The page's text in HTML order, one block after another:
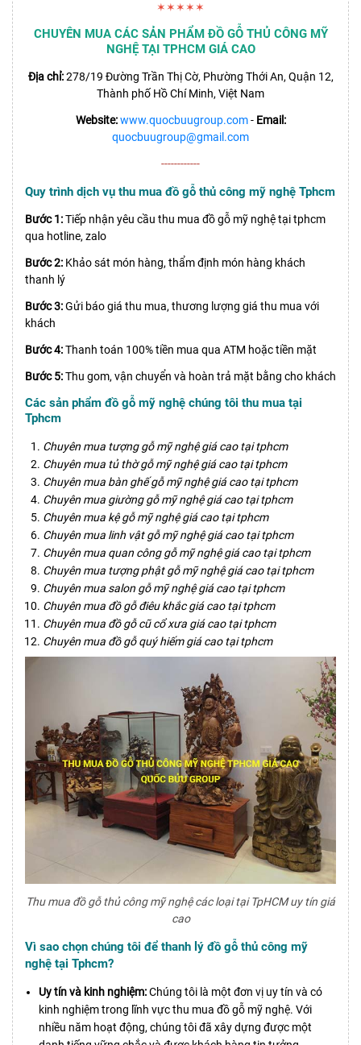
✶✶✶✶✶
CHUYÊN MUA CÁC SẢN PHẨM ĐỒ GỖ THỦ CÔNG MỸ
NGHỆ TẠI TPHCM GIÁ CAO
Địa chỉ:278/19 Đường Trần Thị Cờ, Phường Thới An, Quận 12,
Thành phố Hồ Chí Minh, Việt Nam
Website: www.quocbuugroup.com- Email:
quocbuugroup@gmail.com
------------
Quy trình dịch vụ thu mua đồ gỗ thủ công mỹ nghệ Tphcm
Bước 1:Tiếp nhận yêu cầu thu mua đồ gỗ mỹ nghệ tại tphcm
qua hotline, zalo
Bước 2: Khảo sát món hàng, thẩm định món hàng khách
thanh lý
Bước 3:Gửi báo giá thu mua, thương lượng giá thu mua với
khách
Bước 4:Thanh toán 100% tiền mua qua ATM hoặc tiền mặt
Bước 5:Thu gom, vận chuyển và hoàn trả mặt bằng cho khách
Các sản phẩm đồ gỗ mỹ nghệ chúng tôi thu mua tại
Tphcm
Chuyên mua tượng gỗ mỹ nghệ giá cao tại tphcm
Chuyên mua tủ thờ gỗ mỹ nghệ giá cao tại tphcm
Chuyên mua bàn ghế gỗ mỹ nghệ giá cao tại tphcm
Chuyên mua giường gỗ mỹ nghệ giá cao tại tphcm
Chuyên mua kệ gỗ mỹ nghệ giá cao tại tphcm
Chuyên mua linh vật gỗ mỹ nghệ giá cao tại tphcm
Chuyên mua quan công gỗ mỹ nghệ giá cao tại tphcm
Chuyên mua tượng phật gỗ mỹ nghệ giá cao tại tphcm
Chuyên mua salon gỗ mỹ nghệ giá cao tại tphcm
Chuyên mua đồ gỗ điêu khắc giá cao tại tphcm
Chuyên mua đồ gỗ cũ cổ xưa giá cao tại tphcm
Chuyên mua đồ gỗ quý hiếm giá cao tại tphcm
Thu mua đồ gỗ thủ công mỹ nghệ các loại tại TpHCM uy tín giá
cao
Vì sao chọn chúng tôi để thanh lý đồ gỗ thủ công mỹ
nghệ tại Tphcm?
Uy tín và kinh nghiệm:Chúng tôi là một đơn vị uy tín và có
kinh nghiệm trong lĩnh vực thu mua đồ gỗ mỹ nghệ. Với
nhiều năm hoạt động, chúng tôi đã xây dựng được một